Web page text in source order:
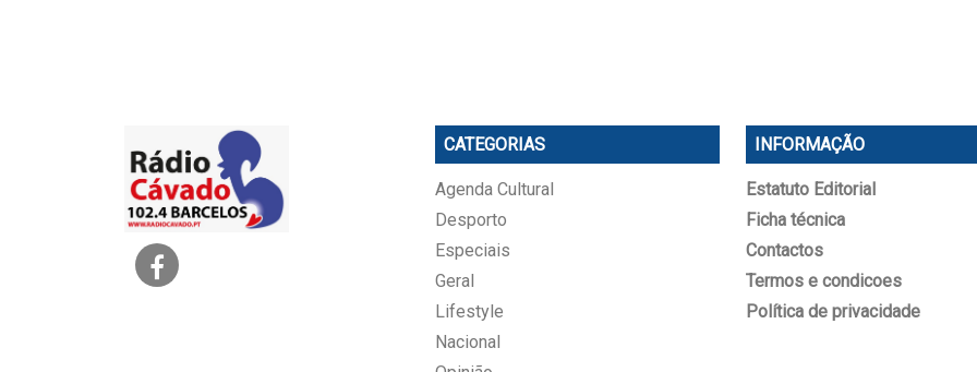
CATEGORIAS
Agenda Cultural
Desporto
Especiais
Geral
Lifestyle
Nacional
INFORMAÇÃO
Estatuto Editorial
Ficha técnica
Contactos
Termos e condicoes
Política de privacidade